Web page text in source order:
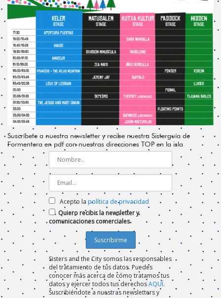
Suscríbete a nuestra newsletter y recibe nuestra Sisterguía de
Formentera en pdf con nuestras direcciones TOP en la isla
Acepto la política de privacidad
Quiero recibir la newsletter y
comunicaciones comerciales
Sisters and the City somos las responsables
del tratamiento de tus datos. Puedes
conocer más acerca de cómo tratamos tus
datos y ejercer todos tus derechosAQUÍ.
Suscribiéndote a nuestras newsletters y